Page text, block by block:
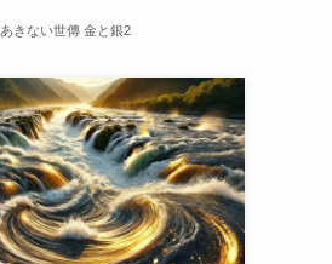
あきない世傳 金と銀2